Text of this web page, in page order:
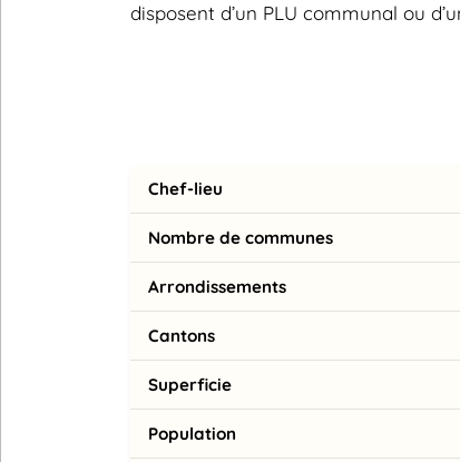
disposent d’un PLU communal ou
Chef-lieu
Nombre de communes
Arrondissements
Cantons
Superficie
Population